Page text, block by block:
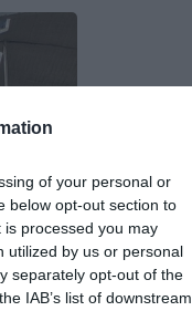
of your personal or
below opt-out section to
processed you may
utilized by us or personal
separately opt-out of the
IAB’s list of downstream